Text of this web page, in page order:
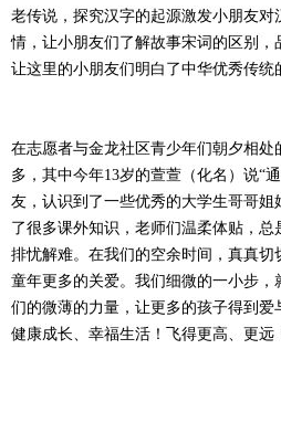
老传说，探究汉字的起源激发小朋友
情，让小朋友们了解故事宋词的区别，
让这里的小朋友们明白了中华优秀传统
在志愿者与金龙社区青少年们朝夕相处
多，其中今年13岁的萱萱（化名）说“
友，认识到了一些优秀的大学生哥哥
了很多课外知识，老师们温柔体贴，
排忧解难。在我们的空余时间，真真切
童年更多的关爱。我们细微的一小步
们的微薄的力量，让更多的孩子得到爱
健康成长、幸福生活！飞得更